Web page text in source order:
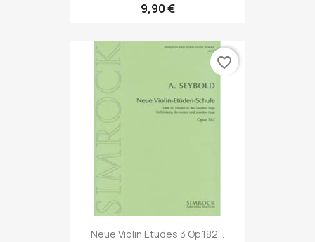
9,90 €
Neue Violin Etudes 3 Op.182...
favorite_border